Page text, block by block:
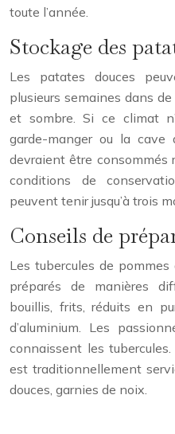
toute l’année.
Stockage des
Les patates douces
plusieurs semaines dans
et sombre. Si ce climat
garde-manger ou la cave
devraient être consommés
conditions de
peuvent tenir jusqu’à trois
Conseils de
Les tubercules de
préparés de manières
bouillis, frits, réduits en
d’aluminium. Les
connaissent les
est traditionnellement
douces, garnies de noix.